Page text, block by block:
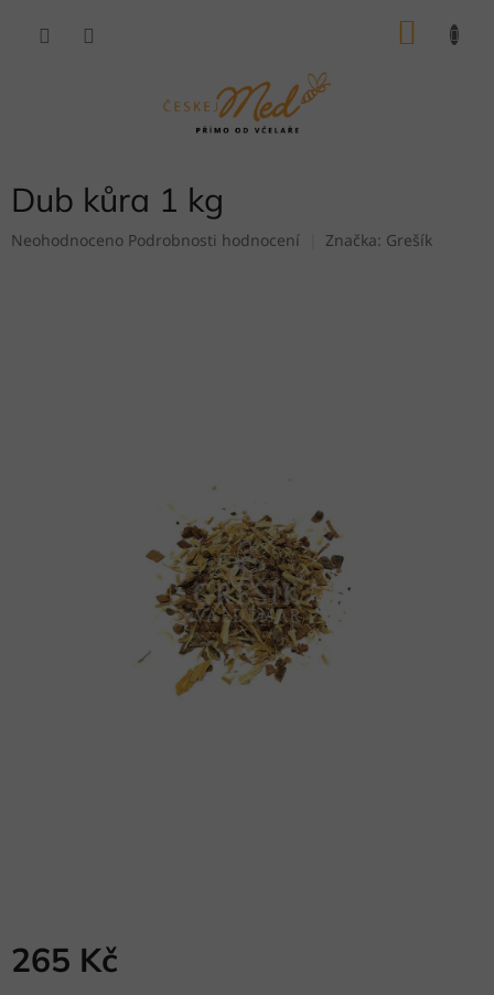
Dub kůra 1 kg
Průměrné
Neohodnoceno Podrobnosti hodnocení Značka: Grešík
265 Kč